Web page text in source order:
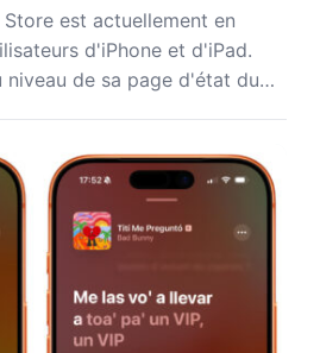
est actuellement en
d'iPhone et d'iPad.
niveau de sa page d'état du…